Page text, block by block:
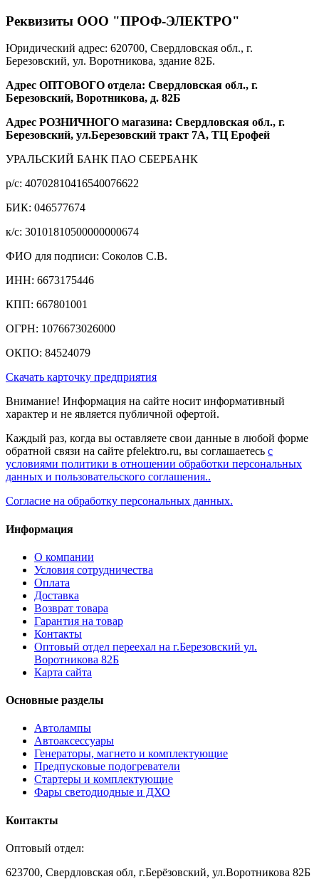
Реквизиты ООО "ПРОФ-ЭЛЕКТРО"
Юридический адрес: 620700, Свердловская обл., г.
Березовский, ул. Воротникова, здание 82Б.
Адрес ОПТОВОГО отдела: Свердловская обл., г.
Березовский, Воротникова, д. 82Б
Адрес РОЗНИЧНОГО магазина: Свердловская обл., г.
Березовский, ул.Березовский тракт 7А, ТЦ Ерофей
УРАЛЬСКИЙ БАНК ПАО СБЕРБАНК
р/c: 40702810416540076622
БИК: 046577674
к/c: 30101810500000000674
ФИО для подписи: Соколов С.В.
ИНН: 6673175446
КПП: 667801001
ОГРН: 1076673026000
ОКПО: 84524079
Скачать карточку предприятия
Внимание! Информация на сайте носит информативный
характер и не является публичной офертой.
Каждый раз, когда вы оставляете свои данные в любой форме
обратной связи на сайте pfelektro.ru, вы соглашаетесь с
условиями политики в отношении обработки персональных
данных и пользовательского соглашения..
Согласие на обработку персональных данных.
Информация
О компании
Условия сотрудничества
Оплата
Доставка
Возврат товара
Гарантия на товар
Контакты
Оптовый отдел переехал на г.Березовский ул.
Воротникова 82Б
Карта сайта
Основные разделы
Автолампы
Автоаксессуары
Генераторы, магнето и комплектующие
Предпусковые подогреватели
Стартеры и комплектующие
Фары светодиодные и ДХО
Контакты
Оптовый отдел:
623700, Свердловская обл, г.Берёзовский, ул.Воротникова 82Б